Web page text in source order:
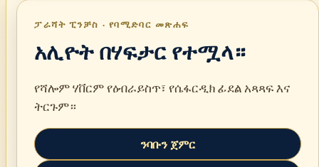
ፓራሻት ፒንቻስ · የባሚድባር መጽሐፍ
አሊዮት በሃፍታር የተሟላ።
የሻሎም ሃቨርም የዕብራይስጥ፣ የሴፋርዲክ ፊደል አጻጻፍ እና
ትርጉም።
ንባቡን ጀምር